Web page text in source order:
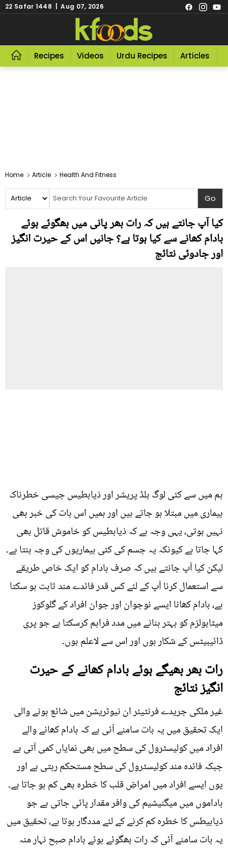
22 Safar 1448 | Aug 07, 2026
Recipes Videos Urdu Recipes Articles
Home Article Health And Fitness
کیا آپ جانتے ہیں کہ رات بھر پانی میں بھگوئے ہوئے
بادام کھانے سے کیا ہوتا ہے؟ جانیں اس کے حیرت انگیز
اور جادوئی نتائج
ہم میں سے کئی لوگ بلڈ پریشر اور ذیابطیس جیسی خطرناک
بیماری میں مبتلا ہو جاتے ہیں اور ہمیں اس بات کی خبر بھی
نہیں ہوتی، یہی وجہ ہے کہ ذیابطیس کو خاموش قاتل بھی
کہا جاتا ہے کیونکہ یہ جسم کی کئی بیماریوں کی وجہ بنتا ہے۔
لیکن کیا آپ جانتے ہیں کہ صرف بادام کو ایک خاص طریقے
سے استعمال کرنا آپ کے لئے کس قدر فائدے مند ثابت ہو سکتا
ہے، بادام کھانا ایسے نوجوان اور جوان افراد کے گلوکوز
میٹابولزم کو بہتر بنانے میں مدد فراہم کرسکتا ہے جو پری
ڈائیبیٹس کے شکار ہوں اور اس سے لاعلم ہوں۔
رات بھر بھیگے ہوئے بادام کھانے کے حیرت
انگیز نتائج
غیر ملکی جریدے فرنٹیئر ان نیوٹریشن میں شائع ہونے والی
ایک تحقیق میں یہ بات سامنے آئی ہے کہ بادام کھانے والے
افراد میں کولیسٹرول کی سطح میں بھی نمایاں کمی آتی ہے
جبکہ فائدہ مند کولیسٹرول کی سطح مستحکم رہتی ہے اور
یوں ایسے افراد میں امراضِ قلب کا خطرہ بھی کم ہو جاتا ہے۔
باداموں میں میگنیشیم کی وافر مقدار پائی جاتی ہے جو
ذیابیطس کا خطرہ کم کرنے کے لئے مددگار ہوتا ہے، تحقیق میں
یہ بات سامنے آئی کہ رات بھگوئے ہوئے بادام صبح نہار منہ